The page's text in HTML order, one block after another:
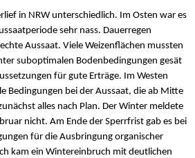
in NRW unterschiedlich. Im Osten war es
sehr nass. Dauerregen
Aussaat. Viele Weizenflächen mussten
suboptimalen Bodenbedingungen gesät
für gute Erträge. Im Westen
Bedingungen bei der Aussaat, die ab Mitte
alles nach Plan. Der Winter meldete
nicht. Am Ende der Sperrfrist gab es bei
für die Ausbringung organischer
kam ein Wintereinbruch mit deutlichen